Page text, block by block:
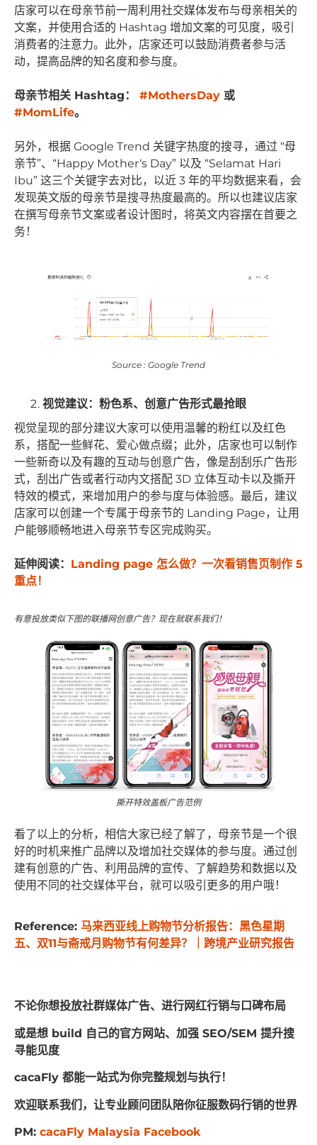
店家可以在母亲节前一周利用社交媒体发布与母亲相关的
文案，并使用合适的 Hashtag 增加文案的可见度，吸引
消费者的注意力。此外，店家还可以鼓励消费者参与活
动，提高品牌的知名度和参与度。
母亲节相关 Hashtag： #MothersDay 或
#MomLife。
另外，根据 Google Trend 关键字热度的搜寻，通过 “母
亲节”、“Happy Mother‘s Day” 以及 “Selamat Hari
Ibu” 这三个关键字去对比，以近 3 年的平均数据来看，会
发现英文版的母亲节是搜寻热度最高的。所以也建议店家
在撰写母亲节文案或者设计图时，将英文内容摆在首要之
务！
Source : Google Trend
视觉建议：粉色系、创意广告形式最抢眼
视觉呈现的部分建议大家可以使用温馨的粉红以及红色
系，搭配一些鲜花、爱心做点缀；此外，店家也可以制作
一些新奇以及有趣的互动与创意广告，像是刮刮乐广告形
式，刮出广告或者行动内文搭配 3D 立体互动卡以及撕开
特效的模式，来增加用户的参与度与体验感。最后，建议
店家可以创建一个专属于母亲节的 Landing Page，让用
户能够顺畅地进入母亲节专区完成购买。
延伸阅读： Landing page 怎么做？一次看销售页制作 5
重点！
有意投放类似下图的联播网创意广告？现在就联系我们！
撕开特效盖板广告范例
看了以上的分析，相信大家已经了解了，母亲节是一个很
好的时机来推广品牌以及增加社交媒体的参与度。通过创
建有创意的广告、利用品牌的宣传、了解趋势和数据以及
使用不同的社交媒体平台，就可以吸引更多的用户哦！
Reference: 马来西亚线上购物节分析报告：黑色星期
五、双11与斋戒月购物节有何差异？｜跨境产业研究报告
不论你想投放社群媒体广告、进行网红行销与口碑布局
或是想 build 自己的官方网站、加强 SEO/SEM 提升搜
寻能见度
cacaFly 都能一站式为你完整规划与执行！
欢迎联系我们，让专业顾问团队陪你征服数码行销的世界
PM: cacaFly Malaysia Facebook